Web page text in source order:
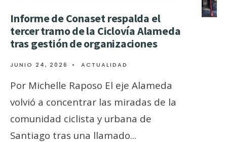
Informe de Conaset respalda el
tercer tramo de la Ciclovía Alameda
tras gestión de organizaciones
JUNIO 24, 2026 • ACTUALIDAD
Por Michelle Raposo El eje Alameda
volvió a concentrar las miradas de la
comunidad ciclista y urbana de
Santiago tras una llamado...